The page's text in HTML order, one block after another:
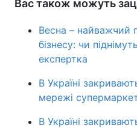
Вас також можуть
Весна – найважчий
бізнесу: чи
експертка
В Україні
мережі
В Україні